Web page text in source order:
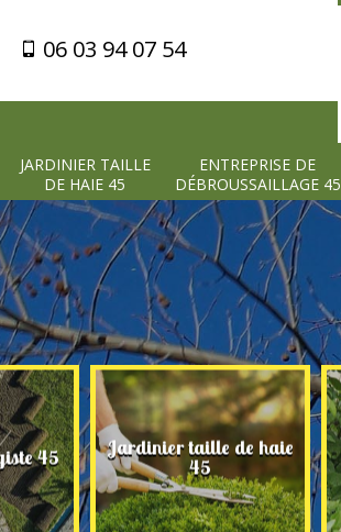
06 03 94 07 54
JARDINIER TAILLE
DE HAIE 45
ENTREPRISE DE
DÉBROUSSAILLAGE 45
45 Jardinier taille de haie
45